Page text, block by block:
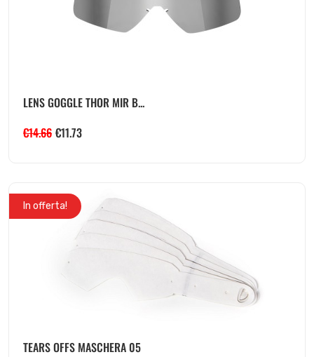
LENS GOGGLE THOR MIR B...
€14.66 €11.73
In offerta!
TEARS OFFS MASCHERA 05